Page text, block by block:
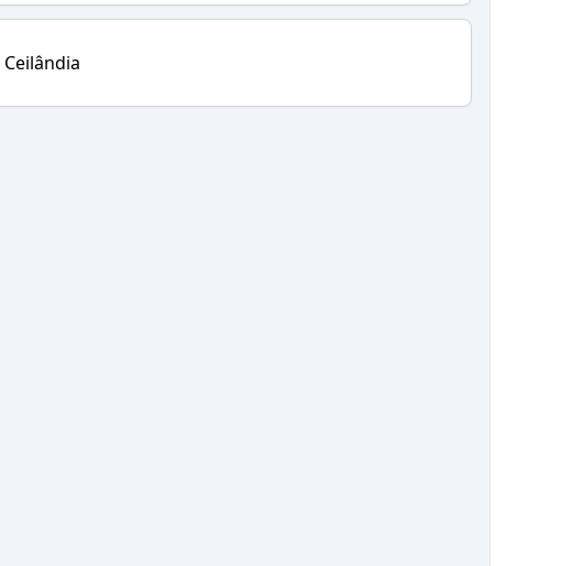
Ceilândia